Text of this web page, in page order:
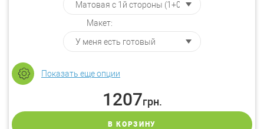
Макет:
Показать еще опции
1207грн.
В КОРЗИНУ